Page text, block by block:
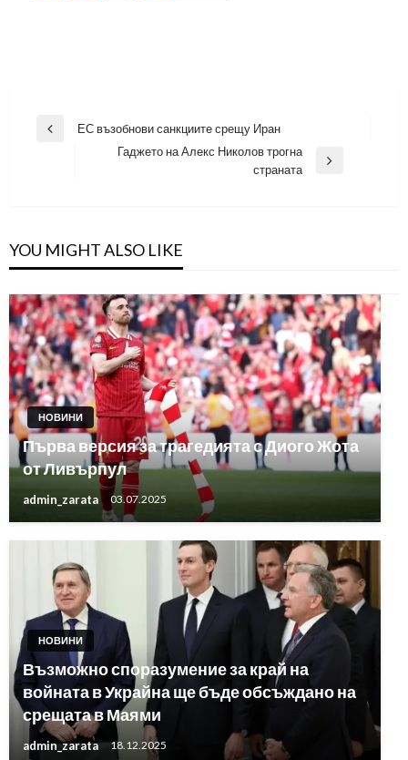
Навигация
Previous
ЕС възобнови санкциите срещу Иран
Гаджето на Алекс Николов трогна
страната
YOU MIGHT ALSO LIKE
НОВИНИ
Първа версия за трагедията с Диого Жота
от Ливърпул
admin_zarata 03.07.2025
НОВИНИ
Възможно споразумение за край на
войната в Украйна ще бъде обсъждано на
срещата в Маями
admin_zarata 18.12.2025